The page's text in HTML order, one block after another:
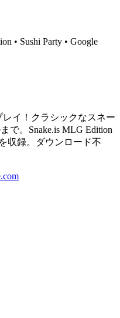
• Sushi Party • Google
イ！クラシックなスネー
で。Snake.is MLG Edition
収録。ダウンロード不